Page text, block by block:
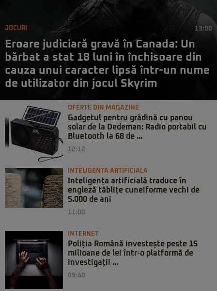
JOCURI 13:00
Eroare judiciară gravă în Canada: Un
bărbat a stat 18 luni în închisoare din
cauza unui caracter lipsă într-un nume
de utilizator din jocul Skyrim
OFERTE DIN MAGAZINE
Gadgetul pentru grădină cu panou
solar de la Dedeman: Radio portabil cu
Bluetooth la 68 de ...
12:12
INTELIGENTA ARTIFICIALA
Inteligența artificială traduce în
engleză tăblițe cuneiforme vechi de
5.000 de ani
11:00
INTERNET
Poliția Română investește peste 15
milioane de lei într-o platformă de
investigații ...
09:40